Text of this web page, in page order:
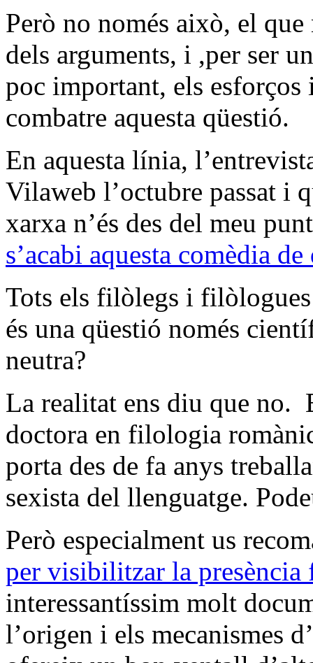
Però no només això, el
dels arguments, i ,per ser
poc important, els esforços
combatre aquesta qüestió.
En aquesta línia,
Vilaweb l’octubre passat i
xarxa n’és des del meu
s’acabi aquesta comèdia
Tots els filòlegs i
és una qüestió només
neutra?
La realitat ens diu que no.
doctora en filologia
porta des de fa anys
sexista del llenguatge.
Però especialment us
per visibilitzar la presència
interessantíssim molt
l’origen i els mecanismes